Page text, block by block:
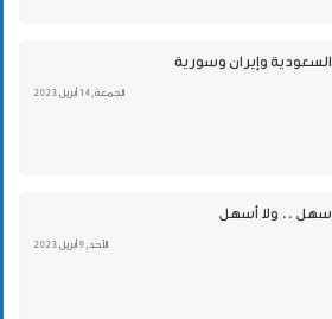
السعودية وإيران وسورية
الجمعة , 14 أبريل 2023
سهل .. ولا أسهل
الأحد , 9 أبريل 2023